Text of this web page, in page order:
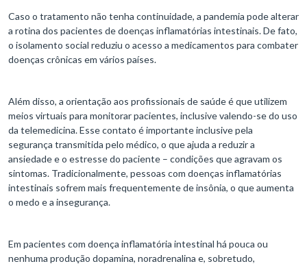
Caso o tratamento não tenha continuidade, a pandemia pode alterar
a rotina dos pacientes de doenças inflamatórias intestinais. De fato,
o isolamento social reduziu o acesso a medicamentos para combater
doenças crônicas em vários países.
Além disso, a orientação aos profissionais de saúde é que utilizem
meios virtuais para monitorar pacientes, inclusive valendo-se do uso
da telemedicina. Esse contato é importante inclusive pela
segurança transmitida pelo médico, o que ajuda a reduzir a
ansiedade e o estresse do paciente – condições que agravam os
sintomas. Tradicionalmente, pessoas com doenças inflamatórias
intestinais sofrem mais frequentemente de insônia, o que aumenta
o medo e a insegurança.
Em pacientes com doença inflamatória intestinal há pouca ou
nenhuma produção dopamina, noradrenalina e, sobretudo,